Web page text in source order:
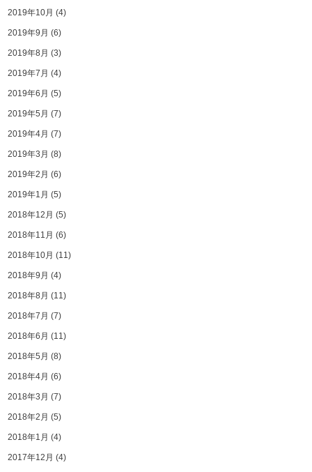
2019年10月 (4)
2019年9月 (6)
2019年8月 (3)
2019年7月 (4)
2019年6月 (5)
2019年5月 (7)
2019年4月 (7)
2019年3月 (8)
2019年2月 (6)
2019年1月 (5)
2018年12月 (5)
2018年11月 (6)
2018年10月 (11)
2018年9月 (4)
2018年8月 (11)
2018年7月 (7)
2018年6月 (11)
2018年5月 (8)
2018年4月 (6)
2018年3月 (7)
2018年2月 (5)
2018年1月 (4)
2017年12月 (4)